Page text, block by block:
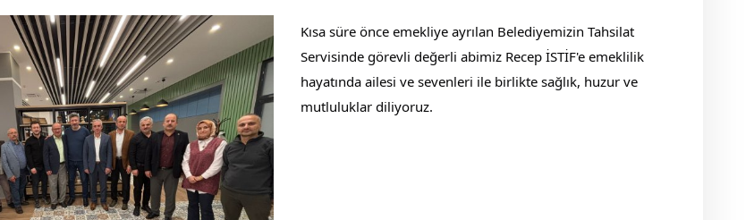
Kısa süre önce emekliye ayrılan Belediyemizin Tahsilat
Servisinde görevli değerli abimiz Recep İSTİF'e emeklilik
hayatında ailesi ve sevenleri ile birlikte sağlık, huzur ve
mutluluklar diliyoruz.